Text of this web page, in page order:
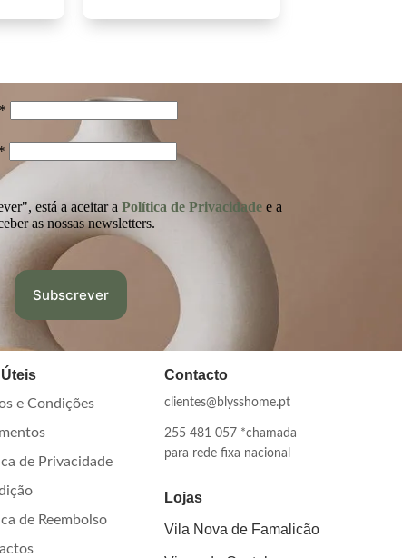
está a aceitar a Política de Privacidadee a
as nossas newsletters.
e Condições
de Privacidade
de Reembolso
Contacto
clientes@blysshome.pt
255 481 057 *chamada
para rede fixa nacional
Lojas
Vila Nova de Famalicão